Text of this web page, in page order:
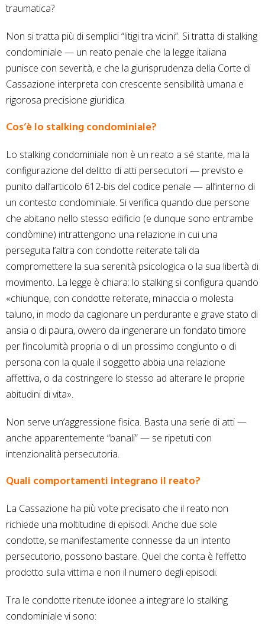
traumatica?
Non si tratta più di semplici “litigi tra vicini”. Si tratta di stalking
condominiale — un reato penale che la legge italiana
punisce con severità, e che la giurisprudenza della Corte di
Cassazione interpreta con crescente sensibilità umana e
rigorosa precisione giuridica.
Cos’è lo stalking condominiale?
Lo stalking condominiale non è un reato a sé stante, ma la
configurazione del delitto di atti persecutori — previsto e
punito dall’articolo 612-bis del codice penale — all’interno di
un contesto condominiale. Si verifica quando due persone
che abitano nello stesso edificio (e dunque sono entrambe
condòmine) intrattengono una relazione in cui una
perseguita l’altra con condotte reiterate tali da
compromettere la sua serenità psicologica o la sua libertà di
movimento. La legge è chiara: lo stalking si configura quando
«chiunque, con condotte reiterate, minaccia o molesta
taluno, in modo da cagionare un perdurante e grave stato di
ansia o di paura, ovvero da ingenerare un fondato timore
per l’incolumità propria o di un prossimo congiunto o di
persona con la quale il soggetto abbia una relazione
affettiva, o da costringere lo stesso ad alterare le proprie
abitudini di vita».
Non serve un’aggressione fisica. Basta una serie di atti —
anche apparentemente “banali” — se ripetuti con
intenzionalità persecutoria.
Quali comportamenti integrano il reato?
La Cassazione ha più volte precisato che il reato non
richiede una moltitudine di episodi. Anche due sole
condotte, se manifestamente connesse da un intento
persecutorio, possono bastare. Quel che conta è l’effetto
prodotto sulla vittima e non il numero degli episodi.
Tra le condotte ritenute idonee a integrare lo stalking
condominiale vi sono: